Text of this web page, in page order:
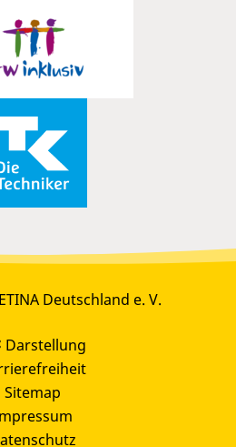
Deutschland e. V.
Darstellung
Sitemap